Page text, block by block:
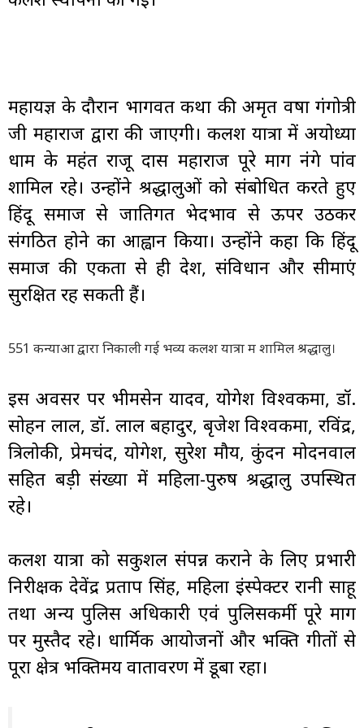
महायज्ञ के दौरान भागवत कथा की अमृत वर्षा गंगोत्री
जी महाराज द्वारा की जाएगी। कलश यात्रा में अयोध्या
धाम के महंत राजू दास महाराज पूरे मार्ग नंगे पांव
शामिल रहे। उन्होंने श्रद्धालुओं को संबोधित करते हुए
हिंदू समाज से जातिगत भेदभाव से ऊपर उठकर
संगठित होने का आह्वान किया। उन्होंने कहा कि हिंदू
समाज की एकता से ही देश, संविधान और सीमाएं
सुरक्षित रह सकती हैं।
551 कन्याओं द्वारा निकाली गई भव्य कलश यात्रा में शामिल श्रद्धालु।
इस अवसर पर भीमसेन यादव, योगेश विश्वकर्मा, डॉ.
सोहन लाल, डॉ. लाल बहादुर, बृजेश विश्वकर्मा, रविंद्र,
त्रिलोकी, प्रेमचंद, योगेश, सुरेश मौर्य, कुंदन मोदनवाल
सहित बड़ी संख्या में महिला-पुरुष श्रद्धालु उपस्थित
रहे।
कलश यात्रा को सकुशल संपन्न कराने के लिए प्रभारी
निरीक्षक देवेंद्र प्रताप सिंह, महिला इंस्पेक्टर रानी साहू
तथा अन्य पुलिस अधिकारी एवं पुलिसकर्मी पूरे मार्ग
पर मुस्तैद रहे। धार्मिक आयोजनों और भक्ति गीतों से
पूरा क्षेत्र भक्तिमय वातावरण में डूबा रहा।